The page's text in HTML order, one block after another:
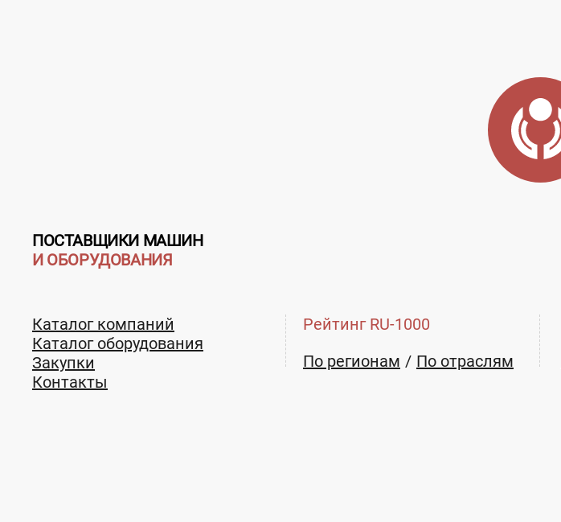
ПОСТАВЩИКИ МАШИН
И ОБОРУДОВАНИЯ
Каталог компаний
Каталог оборудования
Закупки
Контакты
Рейтинг RU-1000
По регионам
По отраслям